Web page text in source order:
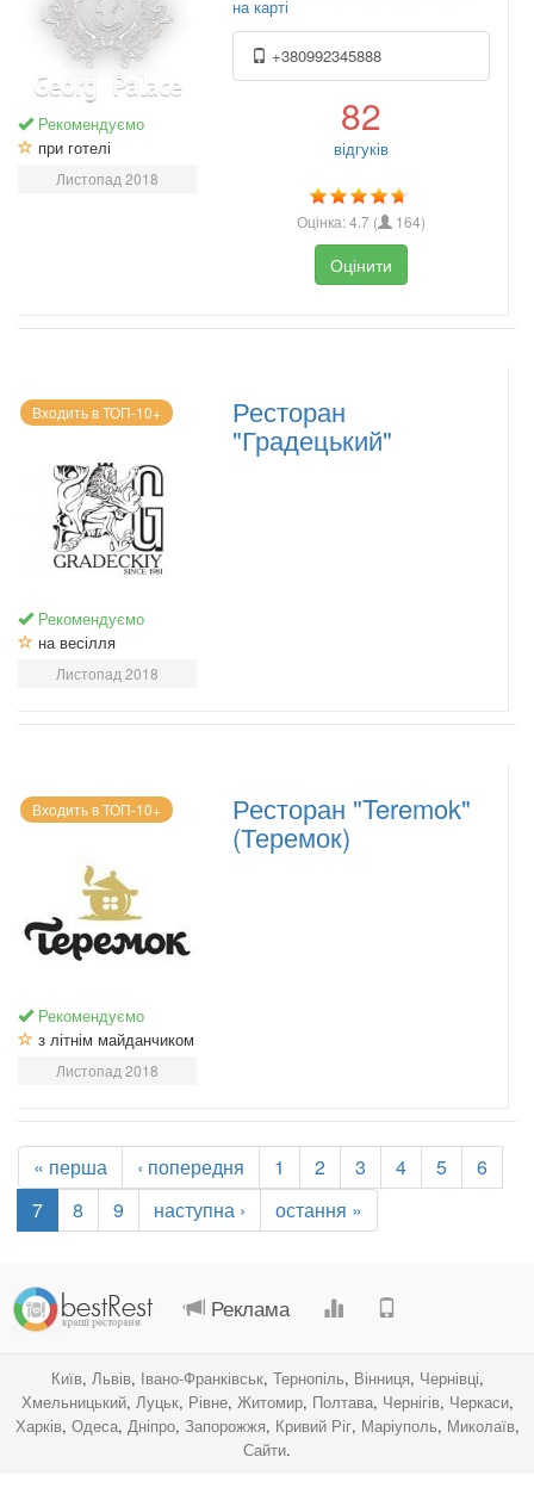
Рекомендуємо
при готелі
Листопад 2018
на карті
+380992345888
82
відгуків
Оцінка:4.7 ( 164)
Оцінити
Входить в ТОП-10+
Рекомендуємо
на весілля
Листопад 2018
Ресторан
"Градецький"
Входить в ТОП-10+
Рекомендуємо
з літнім майданчиком
Листопад 2018
Ресторан "Teremok"
(Теремок)
« перша ‹ попередня 1 2 3 4 5
6
7
8 9 наступна › остання »
Реклама
Київ, Львів, Івано-Франківськ, Тернопіль, Вінниця, Чернівці,
Хмельницький, Луцьк, Рівне, Житомир, Полтава, Чернігів, Черкаси,
Харків, Одеса, Дніпро, Запорожжя, Кривий Ріг, Маріуполь, Миколаїв,
Сайти.